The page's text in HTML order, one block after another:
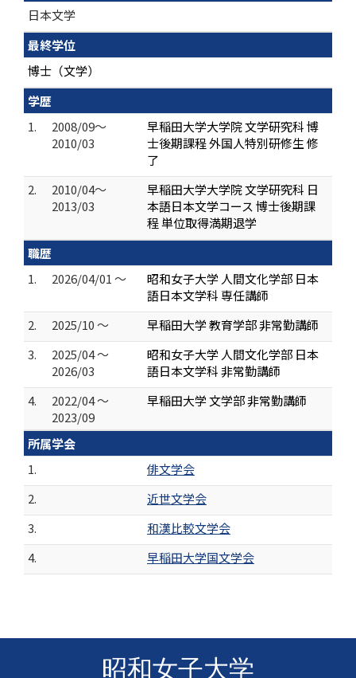
日本文学
最終学位
博士（文学）
学歴
1.
2008/09～
2010/03
早稲田大学大学院 文学研究科 博
士後期課程 外国人特別研修生 修
了
2.
2010/04～
2013/03
早稲田大学大学院 文学研究科 日
本語日本文学コース 博士後期課
程 単位取得満期退学
職歴
1.
2026/04/01 ～
昭和女子大学 人間文化学部 日本
語日本文学科 専任講師
2.
2025/10 ～
早稲田大学 教育学部 非常勤講師
3.
2025/04 ～
2026/03
昭和女子大学 人間文化学部 日本
語日本文学科 非常勤講師
4.
2022/04 ～
2023/09
早稲田大学 文学部 非常勤講師
所属学会
1.
俳文学会
2.
近世文学会
3.
和漢比較文学会
4.
早稲田大学国文学会
昭和女子大学